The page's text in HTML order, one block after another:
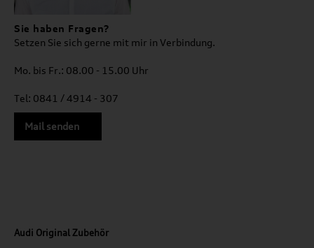
Sie haben Fragen?
Setzen Sie sich gerne mit mir in Verbindung.
Mo. bis Fr.: 08.00 - 15.00 Uhr
Tel: 0841 / 4914 - 307
Mail senden
Audi Original Zubehör